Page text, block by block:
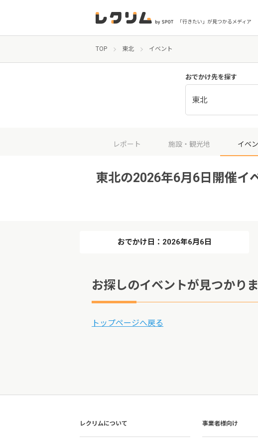
「行きたい」が見つかるメディア
TOP 東北 イベント
おでかけ先を探す
東北
レポート 施設・観光地 イベ
東北の2026年6月6日開催イ
おでかけ日：2026年6月6日
お探しのイベントが見つかり
トップページへ戻る
レクリムについて 事業者様向け